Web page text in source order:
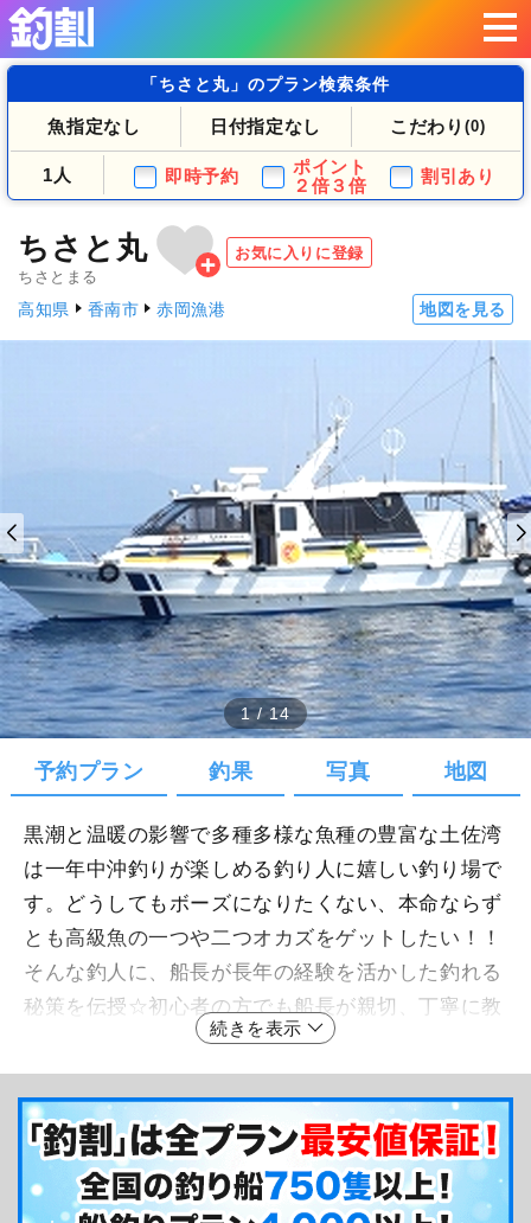
「ちさと丸」のプラン検索条件
魚指定なし 日付指定なし こだわり (0)
1人 即時予約
ポイント
２倍３倍
割引あり
ちさと丸
ちさとまる
お気に入りに登録
高知県 香南市 赤岡漁港 地図を見る
1/14
予約プラン 釣果 写真 地図
黒潮と温暖の影響で多種多様な魚種の豊富な土佐湾
は一年中沖釣りが楽しめる釣り人に嬉しい釣り場で
す。どうしてもボーズになりたくない、本命ならず
とも高級魚の一つや二つオカズをゲットしたい！！
そんな釣人に、船長が長年の経験を活かした釣れる
秘策を伝授☆初心者の方でも船長が親切、丁寧に教
えてくれます。装備充実のちさと丸で思う存分釣り
をお楽しみください！
釣り船からのメッセージ
高知の「ちさと丸」です。赤岡漁港から出船して
います。高知ならではの、色々な魚種が楽しめるポ
続きを表示